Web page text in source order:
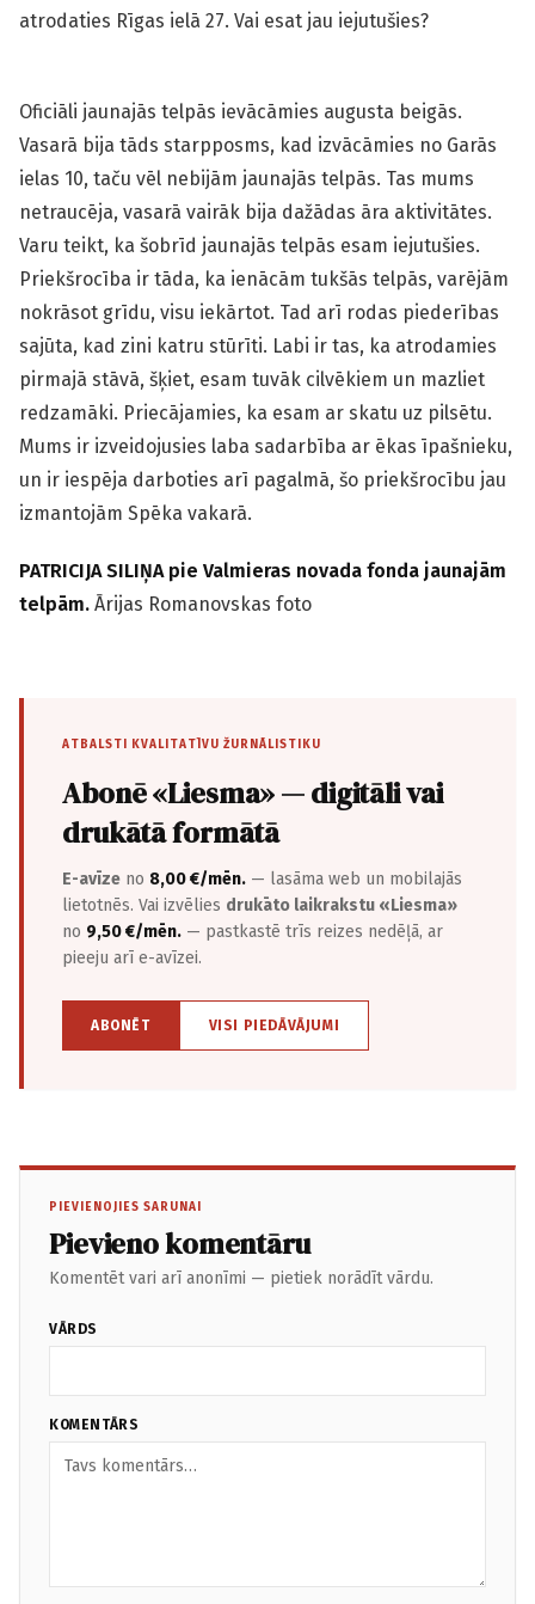
atrodaties Rīgas ielā 27. Vai esat jau iejutušies?
Oficiāli jaunajās telpās ievācāmies augusta beigās.
Vasarā bija tāds starpposms, kad izvācāmies no Garās
ielas 10, taču vēl nebijām jaunajās telpās. Tas mums
netraucēja, vasarā vairāk bija dažādas āra aktivitātes.
Varu teikt, ka šobrīd jaunajās telpās esam iejutušies.
Priekšrocība ir tāda, ka ienācām tukšās telpās, varējām
nokrāsot grīdu, visu iekārtot. Tad arī rodas piederības
sajūta, kad zini katru stūrīti. Labi ir tas, ka atrodamies
pirmajā stāvā, šķiet, esam tuvāk cilvēkiem un mazliet
redzamāki. Priecājamies, ka esam ar skatu uz pilsētu.
Mums ir izveidojusies laba sadarbība ar ēkas īpašnieku,
un ir iespēja darboties arī pagalmā, šo priekšrocību jau
izmantojām Spēka vakarā.
PATRICIJA SILIŅA pie Valmieras novada fonda jaunajām
telpām. Ārijas Romanovskas foto
ATBALSTI KVALITATĪVU ŽURNĀLISTIKU
Abonē «Liesma» — digitāli vai
drukātā formātā
E-avīze no 8,00 €/mēn. — lasāma web un mobilajās
lietotnēs. Vai izvēlies drukāto laikrakstu «Liesma»
no 9,50 €/mēn. — pastkastē trīs reizes nedēļā, ar
pieeju arī e-avīzei.
ABONĒT VISI PIEDĀVĀJUMI
PIEVIENOJIES SARUNAI
Pievieno komentāru
Komentēt vari arī anonīmi — pietiek norādīt vārdu.
VĀRDS
KOMENTĀRS